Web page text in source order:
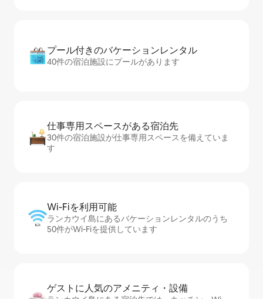
プール付きのバ⁠ケ⁠ー⁠シ⁠ョ⁠ンレ⁠ン⁠タ⁠ル
40件の宿泊施設にプールがあります
仕事専用ス⁠ペ⁠ー⁠スがあ⁠る宿⁠泊⁠先
30件の宿泊施設が仕事専用スペースを備えていま
す
Wi-Fiを利⁠用⁠可⁠能
ランカウイ島にあるバケーションレンタルのうち
50件がWi-Fiを提供しています
ゲストに人⁠気⁠のア⁠メ⁠ニ⁠テ⁠ィ・設⁠備